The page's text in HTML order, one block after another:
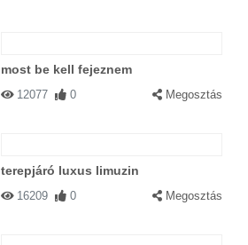
most be kell fejeznem
12077 0 Megosztás
terepjáró luxus limuzin
16209 0 Megosztás